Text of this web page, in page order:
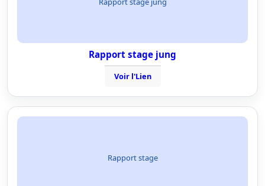
Rapport stage jung
Voir l'Lien
Rapport stage